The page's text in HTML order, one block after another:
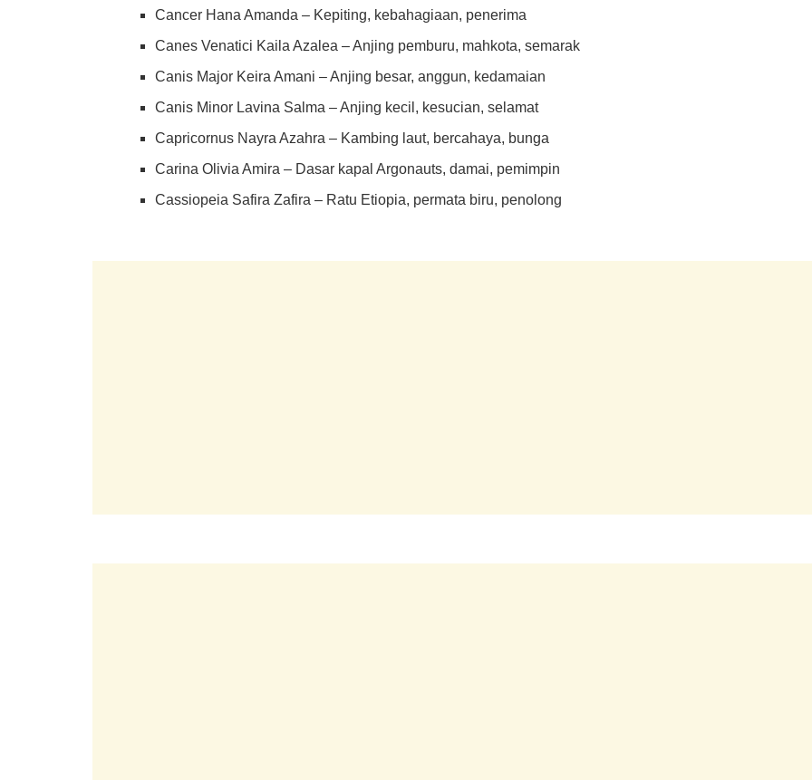
Cancer Hana Amanda – Kepiting, kebahagiaan, penerima
Canes Venatici Kaila Azalea – Anjing pemburu, mahkota, semarak
Canis Major Keira Amani – Anjing besar, anggun, kedamaian
Canis Minor Lavina Salma – Anjing kecil, kesucian, selamat
Capricornus Nayra Azahra – Kambing laut, bercahaya, bunga
Carina Olivia Amira – Dasar kapal Argonauts, damai, pemimpin
Cassiopeia Safira Zafira – Ratu Etiopia, permata biru, penolong